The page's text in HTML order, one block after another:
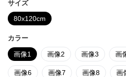
サイズ
80x120cm
カラー
画像1 画像2 画像3 画
画像6 画像7 画像8 画